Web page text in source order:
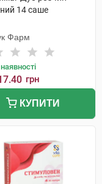
14 саше
Фарм
грн
КУПИТИ